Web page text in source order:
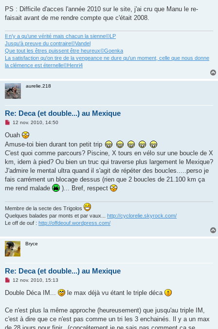
PS : Difficile d'acces l'année 2010 sur le site, j'ai cru que Manu le re-
faisait avant de me rendre compte que c'était 2008.
Il n’y a qu’une vérité mais chacun la sienne©LP
Jusqu'à preuve du contraire©Vandel
Que tout les êtres puissent être heureux©Goenka
La satisfaction qu'on tire de la vengeance ne dure qu'un moment, celle que nous donne
la clémence est éternelle©Henri4
aurelie.218
Re: Deca (et double...) au Mexique
M
s
a
g
e
n
o
n
l
u
12 nov. 2010, 14:50
Ouah
Amuse-toi bien durant ton petit trip
C'est quoi comme parcours? Piscine, X tours en vélo sur une boucle de X
km, idem à pied? Ou bien un truc qui traverse plus largement le Mexique?
J'admire le mental ultra quand il s'agit de répéter des boucles.....perso je
fais carrément un blocage dessus (rien que 2 boucles de 21.100 km ça
me rend malade
)... Bref, respect
Membre de la secte des Trigolos
Quelques balades par monts et par vaux... http://cyclorelie.skyrock.com/
Le off de ouf : http://offdeouf.wordpress.com/
Bryce
Re: Deca (et double...) au Mexique
M
s
g
n
o
12 nov. 2010, 15:13
Double Déca IM... le max déjà vu étant le triple déca
Ce n'est plus la même approche (heureusement) que jusqu'au triple IM,
c'est à dire que ce n'est pas comme un tri les 3 enchainés. Il y a un max